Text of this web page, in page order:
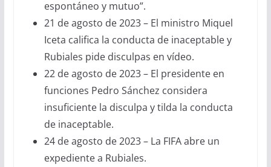
espontáneo y mutuo”.
21 de agosto de 2023 – El ministro Miquel
Iceta califica la conducta de inaceptable y
Rubiales pide disculpas en vídeo.
22 de agosto de 2023 – El presidente en
funciones Pedro Sánchez considera
insuficiente la disculpa y tilda la conducta
de inaceptable.
24 de agosto de 2023 – La FIFA abre un
expediente a Rubiales.